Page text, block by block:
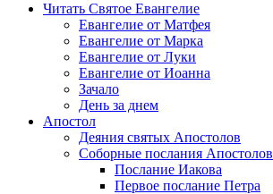
Читать Святое Евангелие
Евангелие от Матфея
Евангелие от Марка
Евангелие от Луки
Евангелие от Иоанна
Зачало
День за днем
Апостол
Деяния святых Апостолов
Соборные послания Апостолов
Послание Иакова
Первое послание Петра